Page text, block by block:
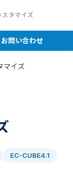
スタマイズ
お問い合わせ
マイズ
EC-CUBE4.1